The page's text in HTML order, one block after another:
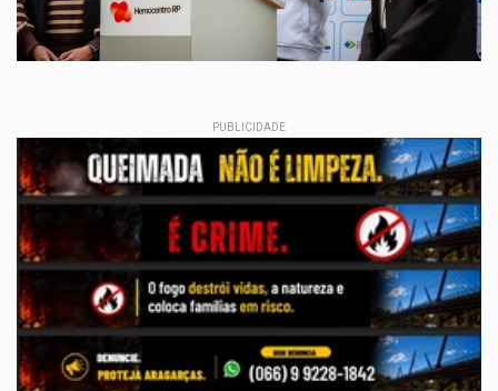
PUBLICIDADE